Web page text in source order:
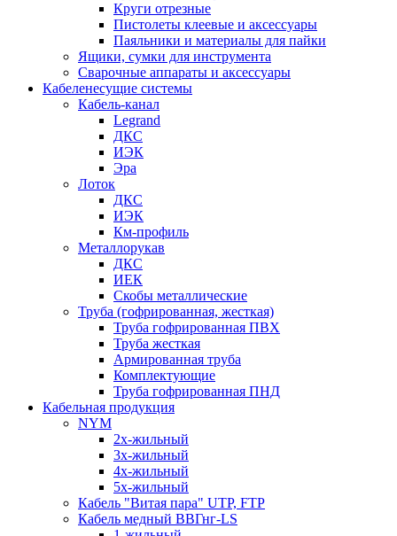
Круги отрезные
Пистолеты клеевые и аксессуары
Паяльники и материалы для пайки
Ящики, сумки для инструмента
Сварочные аппараты и аксессуары
Кабеленесущие системы
Кабель-канал
Legrand
ДКС
ИЭК
Эра
Лоток
ДКС
ИЭК
Км-профиль
Металлорукав
ДКС
ИЕК
Скобы металлические
Труба (гофрированная, жесткая)
Труба гофрированная ПВХ
Труба жесткая
Армированная труба
Комплектующие
Труба гофрированная ПНД
Кабельная продукция
NYM
2х-жильный
3х-жильный
4х-жильный
5х-жильный
Кабель "Витая пара" UTP, FTP
Кабель медный ВВГнг-LS